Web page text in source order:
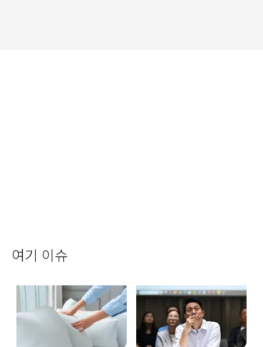
여기 이슈